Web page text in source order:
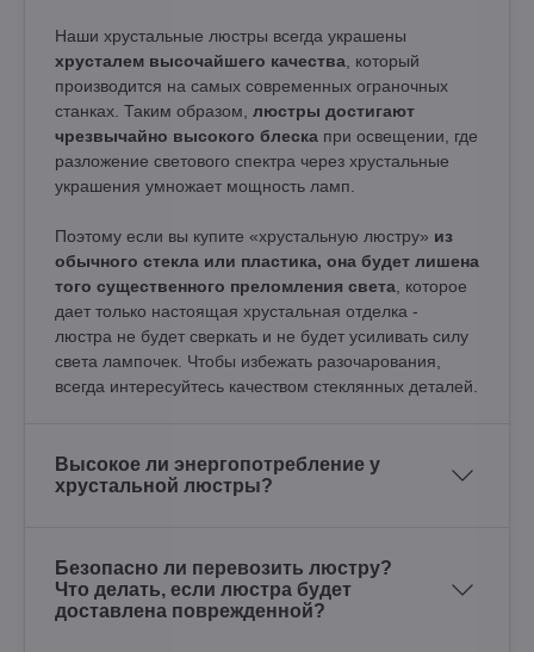
Наши хрустальные люстры всегда украшены
хрусталем высочайшего качества, который
производится на самых современных ограночных
станках. Таким образом, люстры достигают
чрезвычайно высокого блеска при освещении, где
разложение светового спектра через хрустальные
украшения умножает мощность ламп.
Поэтому если вы купите «хрустальную люстру» из
обычного стекла или пластика, она будет лишена
того существенного преломления света, которое
дает только настоящая хрустальная отделка -
люстра не будет сверкать и не будет усиливать силу
света лампочек. Чтобы избежать разочарования,
всегда интересуйтесь качеством стеклянных деталей.
Высокое ли энергопотребление у
хрустальной люстры?
Безопасно ли перевозить люстру?
Что делать, если люстра будет
доставлена поврежденной?